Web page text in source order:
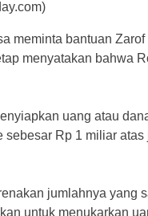
meminta bantuan
menyatakan bahwa
uang atau
Rp 1 miliar
jumlahnya yang
untuk menukarkan